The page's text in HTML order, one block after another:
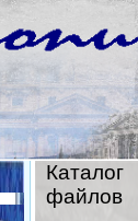
Каталог
файлов